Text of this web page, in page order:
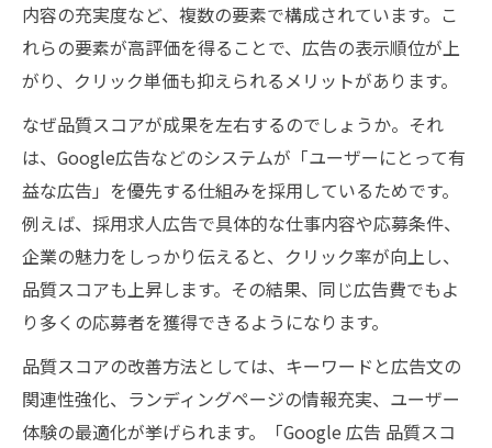
内容の充実度など、複数の要素で構成されています。こ
れらの要素が高評価を得ることで、広告の表示順位が上
がり、クリック単価も抑えられるメリットがあります。
なぜ品質スコアが成果を左右するのでしょうか。それ
は、Google広告などのシステムが「ユーザーにとって有
益な広告」を優先する仕組みを採用しているためです。
例えば、採用求人広告で具体的な仕事内容や応募条件、
企業の魅力をしっかり伝えると、クリック率が向上し、
品質スコアも上昇します。その結果、同じ広告費でもよ
り多くの応募者を獲得できるようになります。
品質スコアの改善方法としては、キーワードと広告文の
関連性強化、ランディングページの情報充実、ユーザー
体験の最適化が挙げられます。「Google 広告 品質スコ